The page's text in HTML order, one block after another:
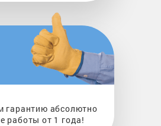
гарантию абсолютно
работы от 1 года!